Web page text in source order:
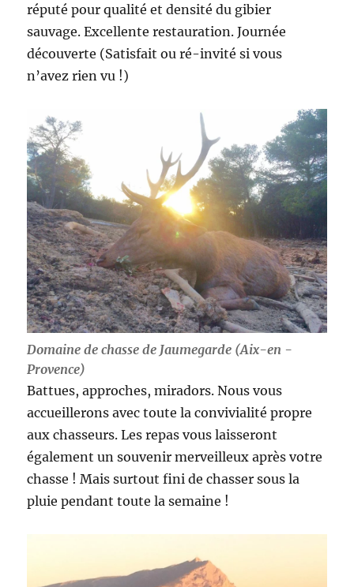
réputé pour qualité et densité du gibier
sauvage. Excellente restauration. Journée
découverte (Satisfait ou ré-invité si vous
n’avez rien vu !)
Domaine de chasse de Jaumegarde (Aix-en -
Provence)
Battues, approches, miradors. Nous vous
accueillerons avec toute la convivialité propre
aux chasseurs. Les repas vous laisseront
également un souvenir merveilleux après votre
chasse ! Mais surtout fini de chasser sous la
pluie pendant toute la semaine !